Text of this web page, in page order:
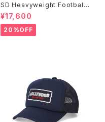
SD Heavyweight Football
Logo LS T VW
¥17,600
20%OFF